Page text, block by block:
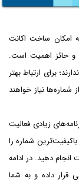
امکان ساخت اکانت
و حائز اهمیت است.
برای ارتباط بهتر
نیاز خواهند
زیادی فعالیت
باکیفیت‌ترین شماره را
انجام دهید. در ادامه
قرار داده و به شما